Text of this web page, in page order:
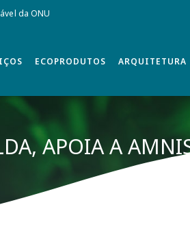
da ONU
ECOPRODUTOS ARQUITETURA
APOIA A